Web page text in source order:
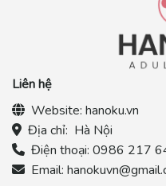
Liên hệ
Website: hanoku.vn
Địa chỉ: Hà Nội
Điện thoại: 0986 217
Email: